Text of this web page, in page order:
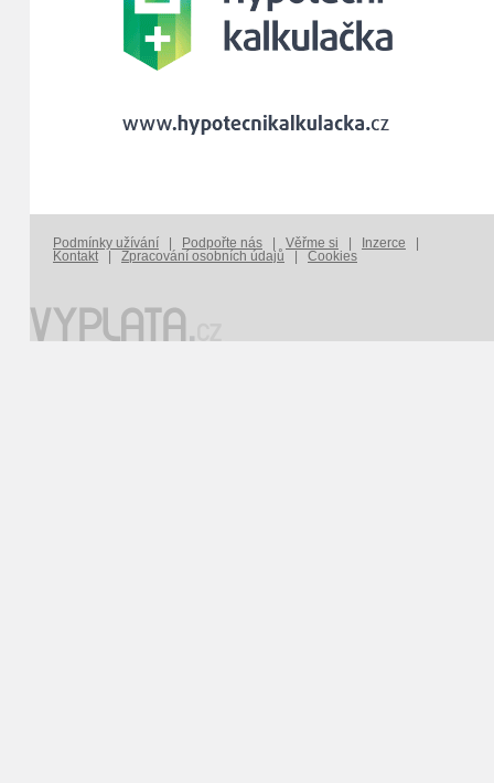
Podmínky užívání Podpořte nás Věřme si Inzerce
Kontakt
Zpracování osobních údajů Cookies